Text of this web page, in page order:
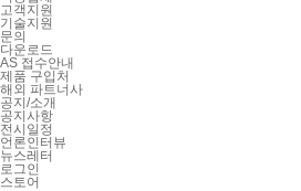
고객지원
기술지원
문의
다운로드
AS 접수안내
제품 구입처
해외 파트너사
공지/소개
공지사항
전시일정
언론인터뷰
뉴스레터
로그인
스토어